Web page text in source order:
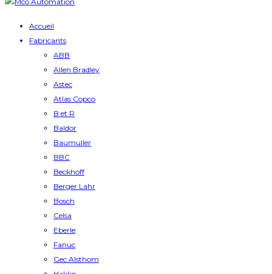
Accueil
Fabricants
ABB
Allen Bradley
Astec
Atlas Copco
B et R
Baldor
Baumuller
BBC
Beckhoff
Berger Lahr
Bosch
Celsa
Eberle
Fanuc
Gec Alsthom